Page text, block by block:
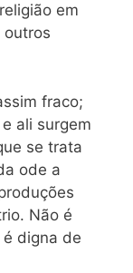
em
outros
fraco;
ali surgem
se trata
ode a
Não é
digna de